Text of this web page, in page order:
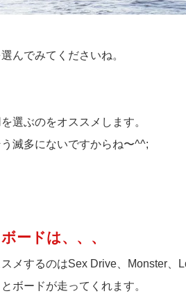
んでみてくださいね。
選ぶのをオススメします。
滅多にないですからね〜^^;
ードは、、、
メするのはSex Drive、Monster、
ボードが走ってくれます。